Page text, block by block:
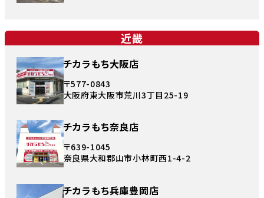
近畿
チカラもち大阪店
〒577-0843
大阪府東大阪市荒川3丁目25-19
チカラもち奈良店
〒639-1045
奈良県大和郡山市小林町西1-4-2
チカラもち兵庫豊岡店